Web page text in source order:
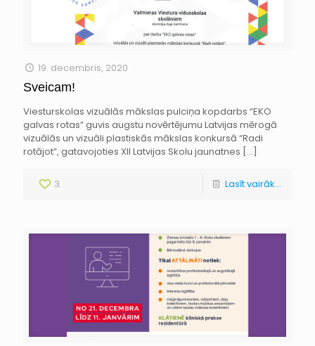
19. decembris, 2020
Sveicam!
Viesturskolas vizuālās mākslas pulciņa kopdarbs “EKO
galvas rotas” guvis augstu novērtējumu Latvijas mērogā
vizuālās un vizuāli plastiskās mākslas konkursā “Radi
rotājot”, gatavojoties XII Latvijas Skolu jaunatnes […]
3 Lasīt vairāk...